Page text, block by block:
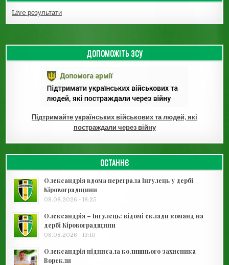
Live результати
ДОПОМОЖІТЬ ЗСУ
Підтримайте українських військових та людей, які
постраждали через війну
ОСТАННЄ
Олександрія вдома переграла Інгулець у дербі
Кіровоградщини
08.08.2026 - 18:25
Олександрія – Інгулець: відомі склади команд на
дербі Кіровоградщини
08.08.2026 - 13:10
Олександрія підписала колишнього захисника
Ворскли